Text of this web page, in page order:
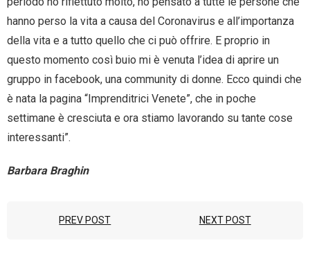
hanno perso la vita a causa del Coronavirus e all’importanza
della vita e a tutto quello che ci può offrire. E proprio in
questo momento così buio mi è venuta l’idea di aprire un
gruppo in facebook, una community di donne. Ecco quindi che
è nata la pagina “Imprenditrici Venete”, che in poche
settimane è cresciuta e ora stiamo lavorando su tante cose
interessanti”.
Barbara Braghin
PREV POST NEXT POST